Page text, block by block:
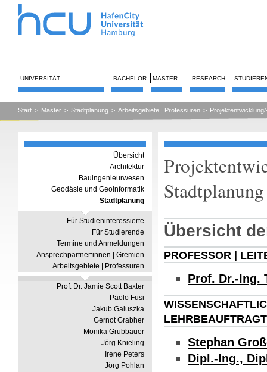
UNIVERSITÄT BACHELOR MASTER RESEARCH
Start > Master > Stadtplanung > Arbeitsgebiete | Professuren >
Übersicht
Architektur
Bauingenieurwesen
Geodäsie und Geoinformatik
Stadtplanung
Für Studieninteressierte
Für Studierende
Termine und Anmeldungen
Ansprechpartner:innen | Gremien
Arbeitsgebiete | Professuren
Prof. Dr. Jamie Scott Baxter
Paolo Fusi
Jakub Galuszka
Gernot Grabher
Monika Grubbauer
Jörg Knieling
Irene Peters
Jörg Pohlan
Stadtplanung
Übersicht
PROFESSOR |
Prof. Dr.-Ing.
Stephan
Dipl.-Ing.,